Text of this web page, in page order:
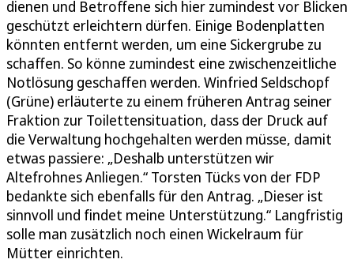
dienen und Betroffene sich hier zumindest vor Blicken
geschützt erleichtern dürfen. Einige Bodenplatten
könnten entfernt werden, um eine Sickergrube zu
schaffen. So könne zumindest eine zwischenzeitliche
Notlösung geschaffen werden. Winfried Seldschopf
(Grüne) erläuterte zu einem früheren Antrag seiner
Fraktion zur Toilettensituation, dass der Druck auf
die Verwaltung hochgehalten werden müsse, damit
etwas passiere: „Deshalb unterstützen wir
Altefrohnes Anliegen.“ Torsten Tücks von der FDP
bedankte sich ebenfalls für den Antrag. „Dieser ist
sinnvoll und findet meine Unterstützung.“ Langfristig
solle man zusätzlich noch einen Wickelraum für
Mütter einrichten.